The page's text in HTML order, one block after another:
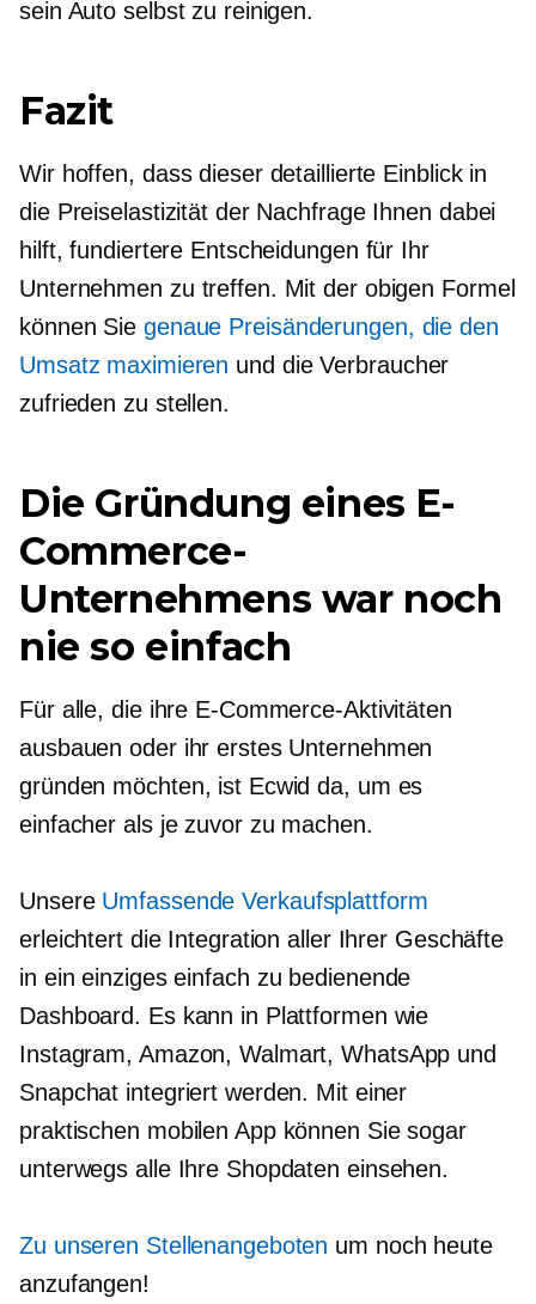
sein Auto selbst zu reinigen.
Fazit
Wir hoffen, dass dieser detaillierte Einblick in
die Preiselastizität der Nachfrage Ihnen dabei
hilft, fundiertere Entscheidungen für Ihr
Unternehmen zu treffen. Mit der obigen Formel
können Sie genaue Preisänderungen, die den
Umsatz maximieren und die Verbraucher
zufrieden zu stellen.
Die Gründung eines E-
Commerce-
Unternehmens war noch
nie so einfach
Für alle, die ihre E-Commerce-Aktivitäten
ausbauen oder ihr erstes Unternehmen
gründen möchten, ist Ecwid da, um es
einfacher als je zuvor zu machen.
Unsere Umfassende Verkaufsplattform
erleichtert die Integration aller Ihrer Geschäfte
in ein einzigeseinfach zu bedienende
Dashboard. Es kann in Plattformen wie
Instagram, Amazon, Walmart, WhatsApp und
Snapchat integriert werden. Mit einer
praktischen mobilen App können Sie sogar
unterwegs alle Ihre Shopdaten einsehen.
Zu unseren Stellenangeboten um noch heute
anzufangen!